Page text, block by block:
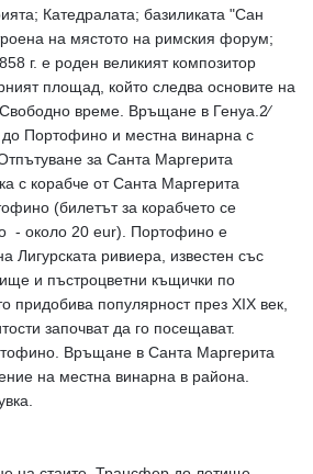
Катедралата; базиликата "Сан
на мястото на римския форум;
г. е роден великият композитор
площад, който следва основите на
време. Връщане в Генуа.2∕
до Портофино и местна винарна с
за Санта Маргерита
с корабче от Санта Маргерита
(билетът за корабчето се
- около 20 eur). Портофино е
Лигурската ривиера, известен със
и пъстроцветни къщички по
придобива популярност през XIX век,
започват да го посещават.
Връщане в Санта Маргерита
на местна винарна в района.